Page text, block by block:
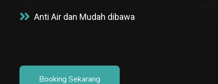
Anti Air dan Mudah dibawa
Booking Sekarang